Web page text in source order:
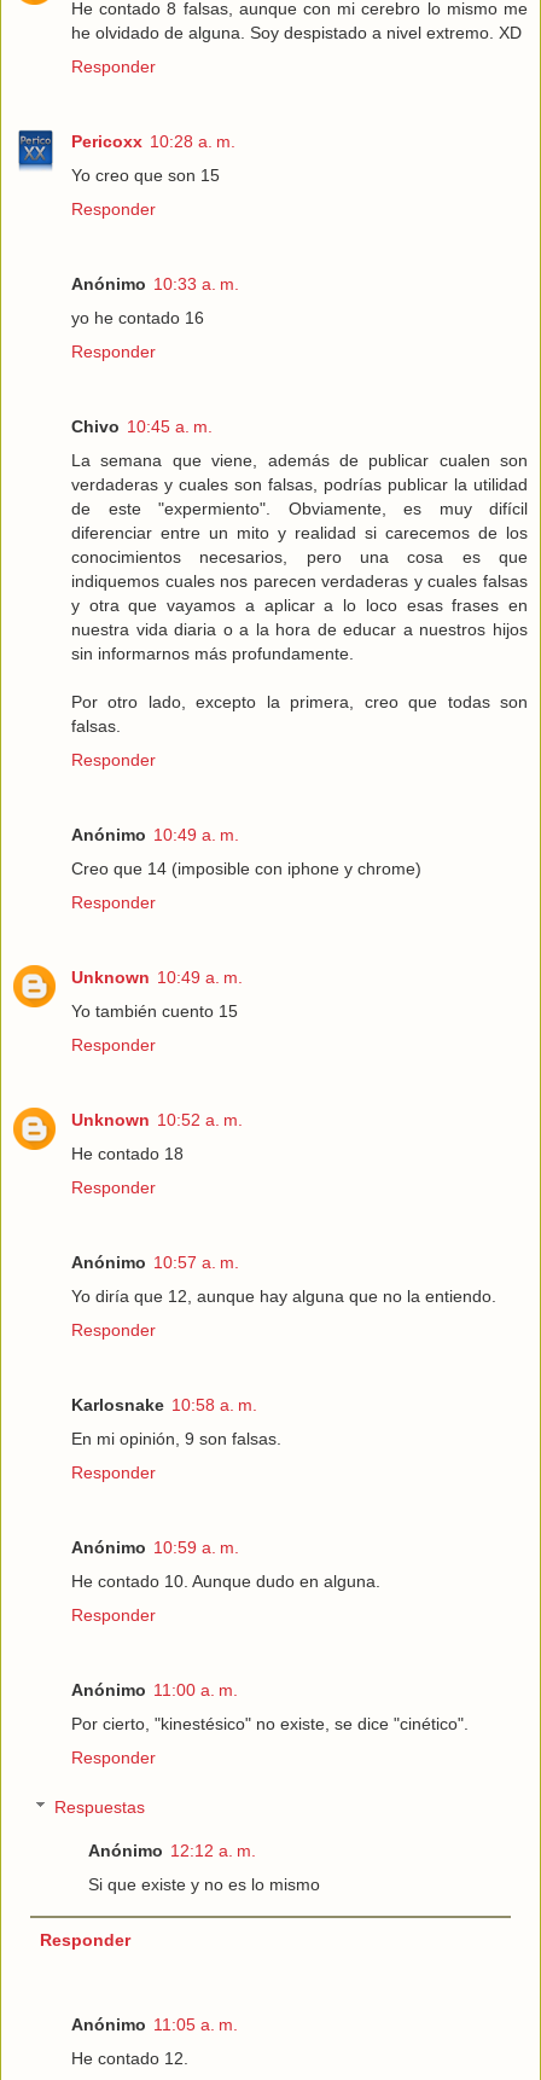
He contado 8 falsas, aunque con mi cerebro lo mismo me
he olvidado de alguna. Soy despistado a nivel extremo. XD
Responder
Pericoxx 10:28 a. m.
Yo creo que son 15
Responder
Anónimo 10:33 a. m.
yo he contado 16
Responder
Chivo 10:45 a. m.
La semana que viene, además de publicar cualen son
verdaderas y cuales son falsas, podrías publicar la utilidad
de este "expermiento". Obviamente, es muy difícil
diferenciar entre un mito y realidad si carecemos de los
conocimientos necesarios, pero una cosa es que
indiquemos cuales nos parecen verdaderas y cuales falsas
y otra que vayamos a aplicar a lo loco esas frases en
nuestra vida diaria o a la hora de educar a nuestros hijos
sin informarnos más profundamente.
Por otro lado, excepto la primera, creo que todas son
falsas.
Responder
Anónimo 10:49 a. m.
Creo que 14 (imposible con iphone y chrome)
Responder
Unknown 10:49 a. m.
Yo también cuento 15
Responder
Unknown 10:52 a. m.
He contado 18
Responder
Anónimo 10:57 a. m.
Yo diría que 12, aunque hay alguna que no la entiendo.
Responder
Karlosnake 10:58 a. m.
En mi opinión, 9 son falsas.
Responder
Anónimo 10:59 a. m.
He contado 10. Aunque dudo en alguna.
Responder
Anónimo 11:00 a. m.
Por cierto, "kinestésico" no existe, se dice "cinético".
Responder
Respuestas
Anónimo 12:12 a. m.
Si que existe y no es lo mismo
Responder
Anónimo 11:05 a. m.
He contado 12.